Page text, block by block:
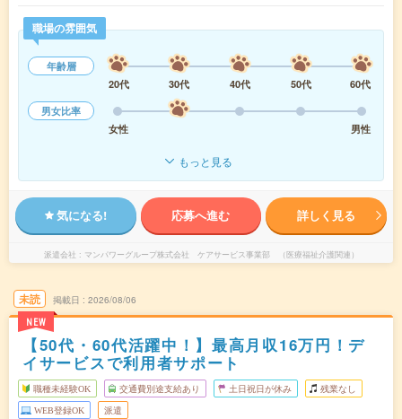
職場の雰囲気
年齢層
20代
30代 40代 50代
60代
男女比率
女性
男性
もっと見る
気になる! 応募へ進む 詳しく見る
派遣会社 マンパワーグループ株式会社 ケアサービス事業部 （医療福祉介護関連）
未読
NEW
掲載日 2026/08/06
【50代・60代活躍中！】最高月収16万円！デ
イサービスで利用者サポート
職種未経験OK 交通費別途支給あり 土日祝日が休み 残業なし
WEB登録OK 派遣